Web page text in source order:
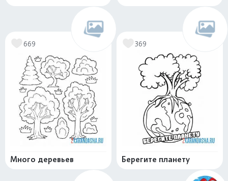
669
Много деревьев
369
Берегите планету